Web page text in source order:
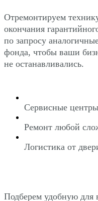
Отремонтируем
окончания
по запросу
фонда, чтобы ваши
не останавливались.
Сервисные
Ремонт любой
Логистика от
Подберем удобную для